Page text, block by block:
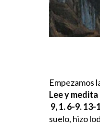
Empezamos
Lee y
9, 1. 6-9. 13-
suelo, hizo